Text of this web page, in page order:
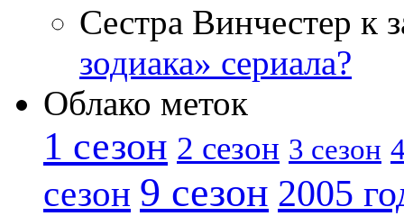
Сестра Винчестер к
зодиака» сериала?
Облако меток
1 сезон 2 сезон 3 сезон
сезон 9 сезон 2005